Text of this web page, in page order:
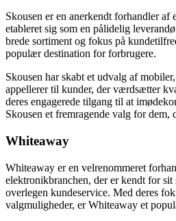
Skousen er en anerkendt forhandler
etableret sig som en pålidelig
brede sortiment og fokus på
populær destination for forbrugere.
Skousen har skabt et udvalg af
appellerer til kunder, der værdsætter
deres engagerede tilgang til at
Skousen et fremragende valg for dem,
Whiteaway
Whiteaway er en velrenommeret
elektronikbranchen, der er kendt for
overlegen kundeservice. Med deres
valgmuligheder, er Whiteaway et